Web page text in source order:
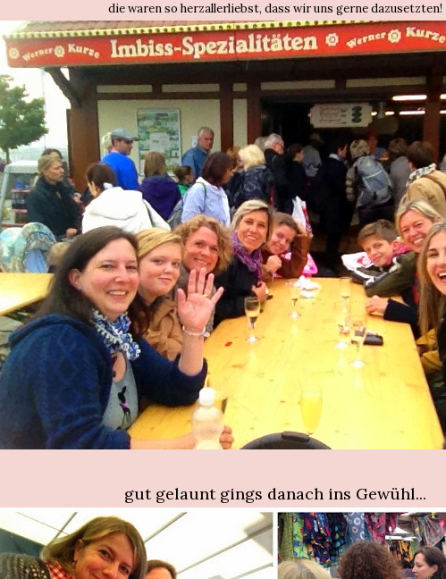
die waren so herzallerliebst, dass wir uns gerne dazusetzten!
gut gelaunt gings danach ins Gewühl...